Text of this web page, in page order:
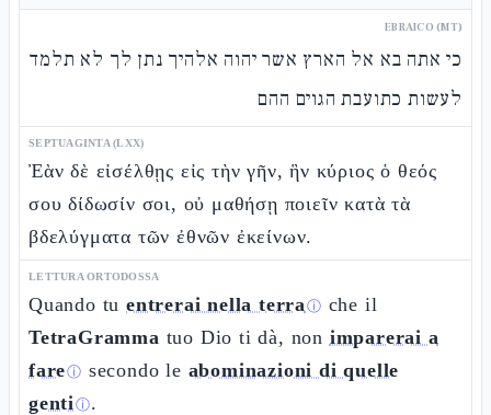
EBRAICO (MT)
כי אתה בא אל הארץ אשר יהוה אלהיך נתן לך לא תלמד
לעשות כתועבת הגוים ההם
SEPTUAGINTA (LXX)
Ἐὰν δὲ εἰσέλθῃς εἰς τὴν γῆν, ἣν κύριος ὁ θεός
σου δίδωσίν σοι, οὐ μαθήσῃ ποιεῖν κατὰ τὰ
βδελύγματα τῶν ἐθνῶν ἐκείνων.
LETTURA ORTODOSSA
Quando tu entrerai nella terraⓘ che il
TetraGramma tuo Dio ti dà, non imparerai a
fareⓘ secondo le abominazioni di quelle
gentiⓘ.